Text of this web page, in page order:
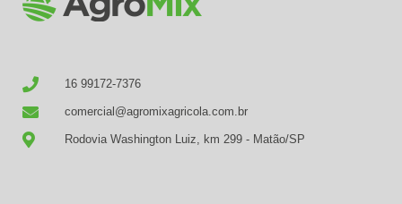
16 99172-7376
comercial@agromixagricola.com.br
Rodovia Washington Luiz, km 299 - Matão/SP